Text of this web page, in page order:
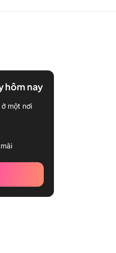
hôm nay
một nơi